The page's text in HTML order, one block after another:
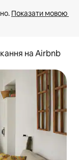
Показати мовою
на Airbnb